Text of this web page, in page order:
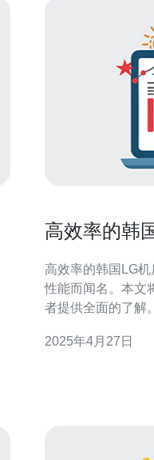
高效率的韩
高效率的韩国LG机房解析 韩国LG机房以
性能而闻名。本文
者提供全面的了解。 LG机房采用了先进的技术和创新的
设备 LG机房使
2025年4月27日